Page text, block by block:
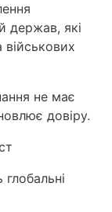
держав, які
військових
не має
довіру.
глобальні